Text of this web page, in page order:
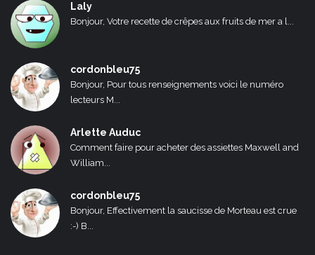
Laly
Bonjour, Votre recette de crêpes aux fruits de mer a l...
cordonbleu75
Bonjour, Pour tous renseignements voici le numéro
lecteurs M...
Arlette Auduc
Comment faire pour acheter des assiettes Maxwell and
William...
cordonbleu75
Bonjour, Effectivement la saucisse de Morteau est crue
:-) B...